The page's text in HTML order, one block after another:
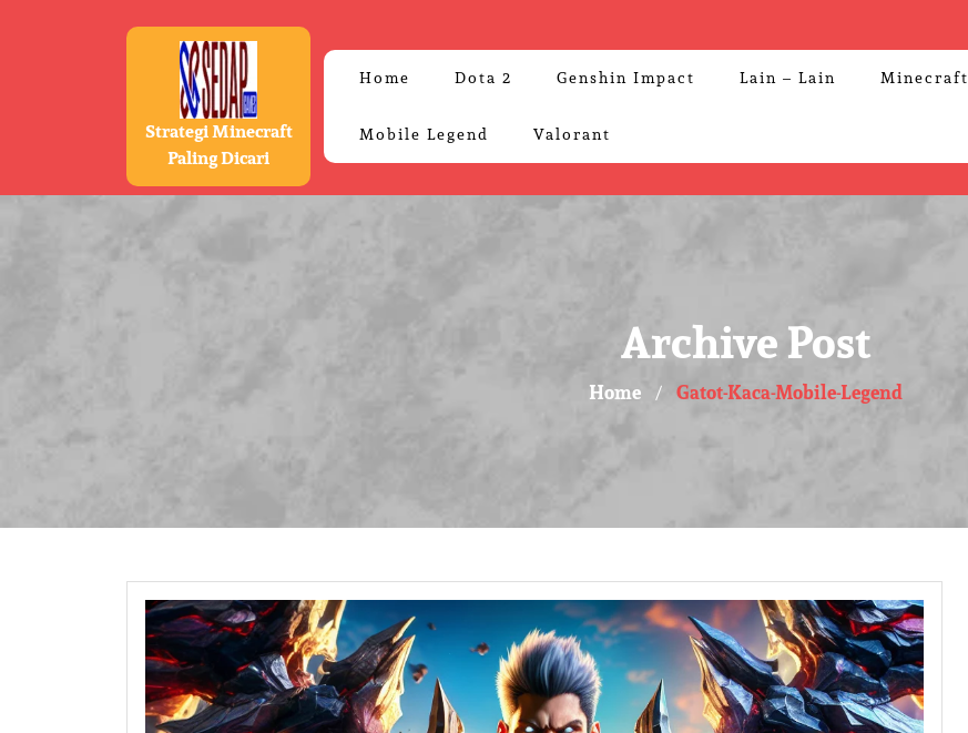
Strategi Minecraft
Paling Dicari
Home Dota 2 Genshin Impact Lain – Lain Minecraft
Mobile Legend Valorant
Archive Post
Home / Gatot-Kaca-Mobile-Legend